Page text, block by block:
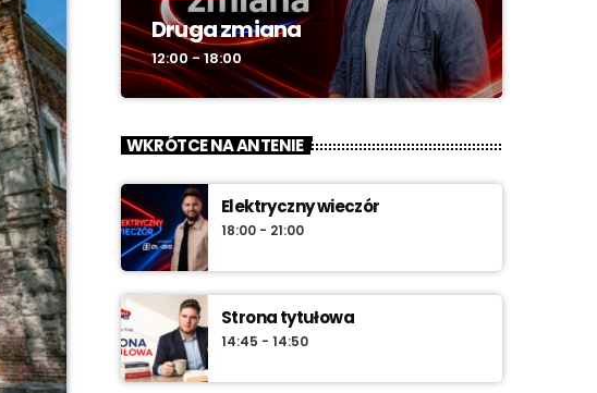
Druga zmiana
12:00 - 18:00
WKRÓTCE NA ANTENIE
Elektryczny wieczór
18:00 - 21:00
Strona tytułowa
14:45 - 14:50